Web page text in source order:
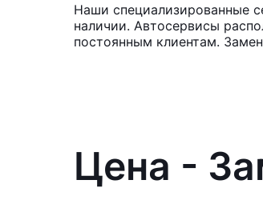
Наши специализированные
наличии. Автосервисы
постоянным клиентам.
Цена -